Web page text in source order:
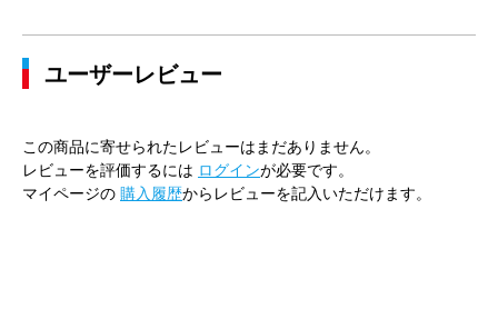
43cm×86cm 49cm
45cm×86cm 51cm 128cm
ユーザーレビュー
この商品に寄せられたレビューはまだありません。
レビューを評価するには ログインが必要です。
マイページの 購入履歴からレビューを記入いただけます。